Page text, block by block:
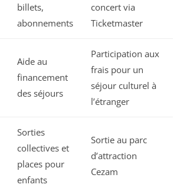
billets,
abonnements
concert via
Ticketmaster
Aide au
financement
des séjours
Participation aux
frais pour un
séjour culturel à
l’étranger
Sorties
collectives et
places pour
enfants
Sortie au parc
d’attraction
Cezam